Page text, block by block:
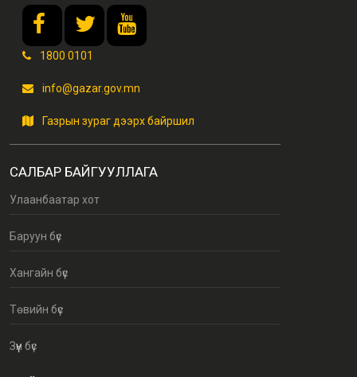
1800 0101
info@gazar.gov.mn
Газрын зураг дээрх байршил
САЛБАР БАЙГУУЛЛАГА
Улаанбаатар хот
Баруун бүс
Хангайн бүс
Төвийн бүс
Зүүн бүс